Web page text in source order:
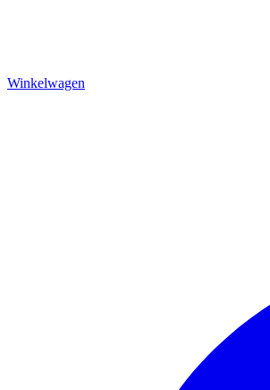
Winkelwagen